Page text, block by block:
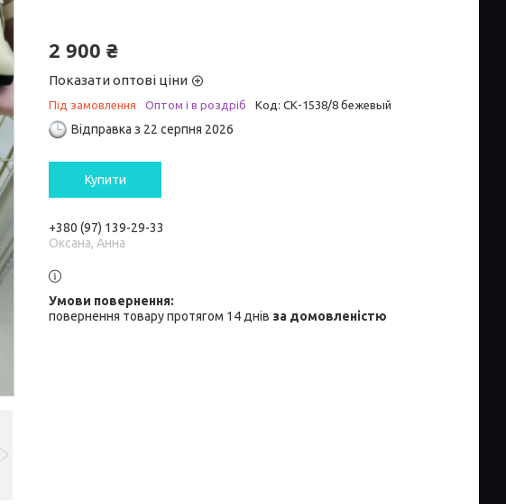
2 900 ₴
Показати оптові ціни
Під замовлення Оптом і в роздріб Код: СК-1538/8 бежевый
Відправка з 22 серпня 2026
Купити
+380 (97) 139-29-33
Оксана, Анна
повернення товару протягом 14 днів за домовленістю